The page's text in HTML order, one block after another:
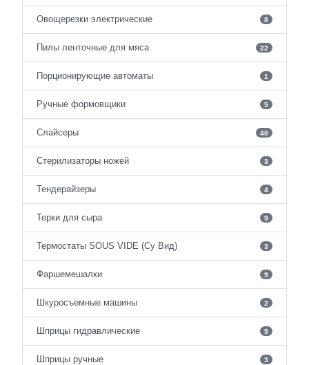
Овощерезки электрические 8
Пилы ленточные для мяса 22
Порционирующие автоматы 1
Ручные формовщики 5
Слайсеры 40
Стерилизаторы ножей 3
Тендерайзеры 4
Терки для сыра 9
Термостаты SOUS VIDE (Су Вид) 3
Фаршемешалки 9
Шкуросъемные машины 2
Шприцы гидравлические 5
Шприцы ручные 3